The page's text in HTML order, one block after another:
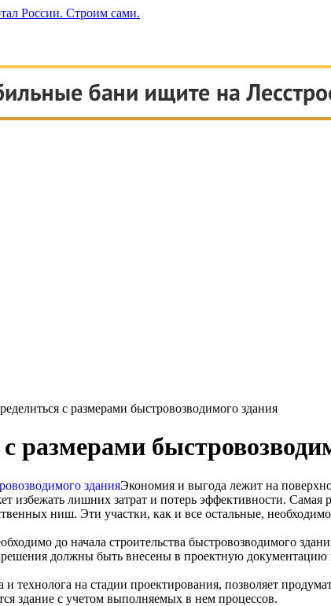
с размерами быстровозводимого здания
размерами
Экономия и выгода лежит на
избежать лишних затрат и потерь эффективности.
ниш. Эти участки, как и все остальные,
до начала строительства быстровозводимого
должны быть внесены в проектную документацию
технолога на стадии проектирования, позволяет
здание с учетом выполняемых в нем процессов.